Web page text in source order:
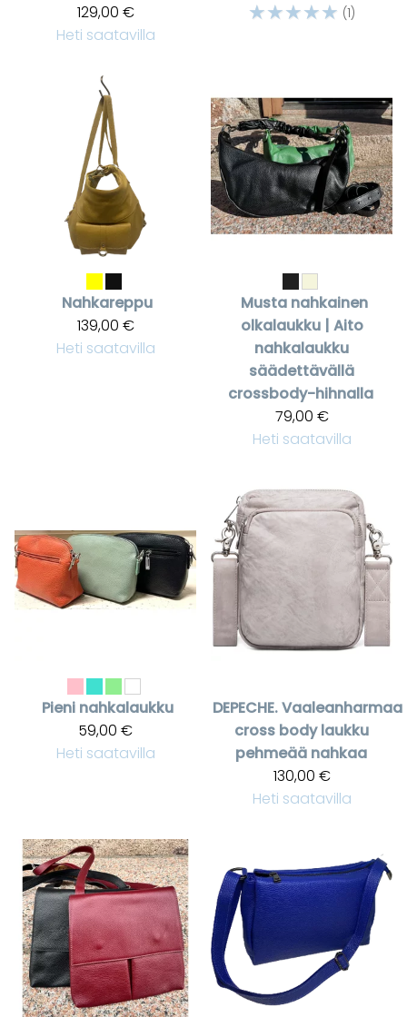
129,00 €
Heti saatavilla
☆☆☆☆☆ (1)
Nahkareppu
139,00 €
Heti saatavilla
Musta nahkainen
olkalaukku | Aito
nahkalaukku
säädettävällä
crossbody-hihnalla
79,00 €
Heti saatavilla
Pieni nahkalaukku
59,00 €
Heti saatavilla
DEPECHE.Vaaleanharmaa
cross body laukku
pehmeää nahkaa
130,00 €
Heti saatavilla